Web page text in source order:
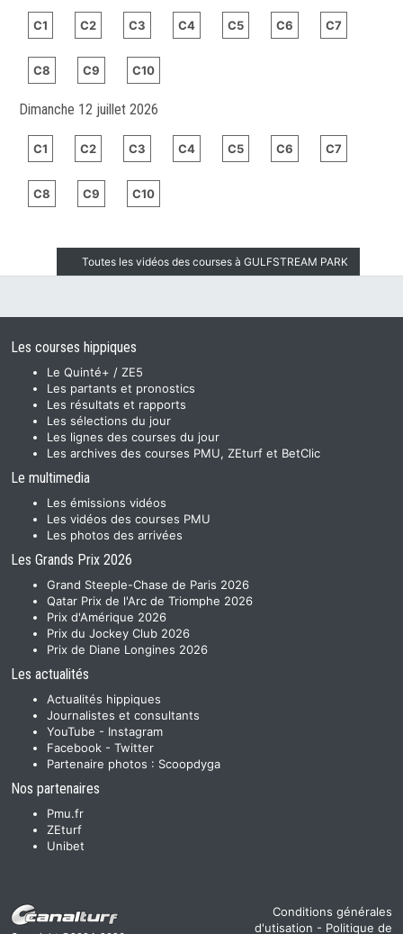
C1 C2 C3 C4 C5 C6 C7
C8 C9 C10
Dimanche 12 juillet 2026
C1 C2 C3 C4 C5 C6 C7
C8 C9 C10
Toutes les vidéos des courses à GULFSTREAM PARK
Les courses hippiques
Le Quinté+ / ZE5
Les partants et pronostics
Les résultats et rapports
Les sélections du jour
Les lignes des courses du jour
Les archives des courses PMU, ZEturf et BetClic
Le multimedia
Les émissions vidéos
Les vidéos des courses PMU
Les photos des arrivées
Les Grands Prix 2026
Grand Steeple-Chase de Paris 2026
Qatar Prix de l'Arc de Triomphe 2026
Prix d'Amérique 2026
Prix du Jockey Club 2026
Prix de Diane Longines 2026
Les actualités
Actualités hippiques
Journalistes et consultants
YouTube - Instagram
Facebook - Twitter
Partenaire photos : Scoopdyga
Nos partenaires
Pmu.fr
ZEturf
Unibet
Conditions générales
d'utisation - Politique de